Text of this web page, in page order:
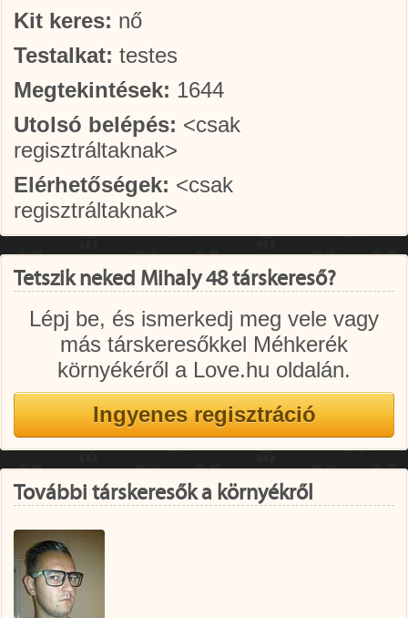
Kit keres: nő
Testalkat: testes
Megtekintések: 1644
Utolsó belépés: <csak
regisztráltaknak>
Elérhetőségek: <csak
regisztráltaknak>
Tetszik neked Mihaly 48 társkereső?
Lépj be, és ismerkedj meg vele vagy
más társkeresőkkel Méhkerék
környékéről a Love.hu oldalán.
További társkeresők a környékről